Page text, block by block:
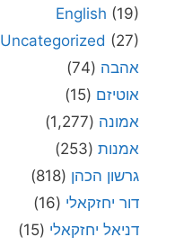
English (19)
Uncategorized (27)
אהבה (74)
אוטיזם (15)
אמונה (1,277)
אמנות (253)
גרשון הכהן (818)
דור יחזקאלי (16)
דניאל יחזקאלי (15)